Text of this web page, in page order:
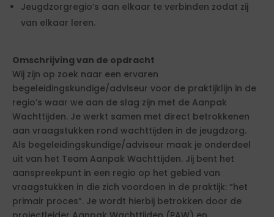
Jeugdzorgregio’s aan elkaar te verbinden zodat zij
van elkaar leren.
Omschrijving van de opdracht
Wij zijn op zoek naar een ervaren
begeleidingskundige/adviseur voor de praktijklijn in de
regio’s waar we aan de slag zijn met de Aanpak
Wachttijden. Je werkt samen met direct betrokkenen
aan vraagstukken rond wachttijden in de jeugdzorg.
Als begeleidingskundige/adviseur maak je onderdeel
uit van het Team Aanpak Wachttijden. Jij bent het
aanspreekpunt in een regio op het gebied van
vraagstukken in die zich voordoen in de praktijk: ”het
primair proces”. Je wordt hierbij betrokken door de